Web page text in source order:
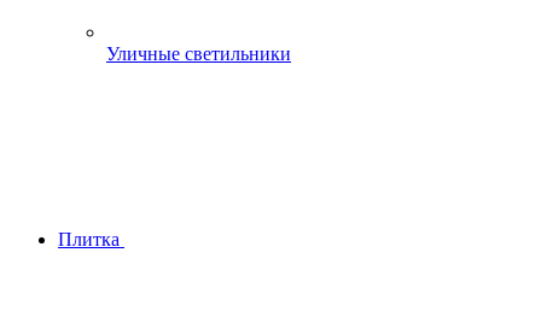
Уличные светильники
Плитка